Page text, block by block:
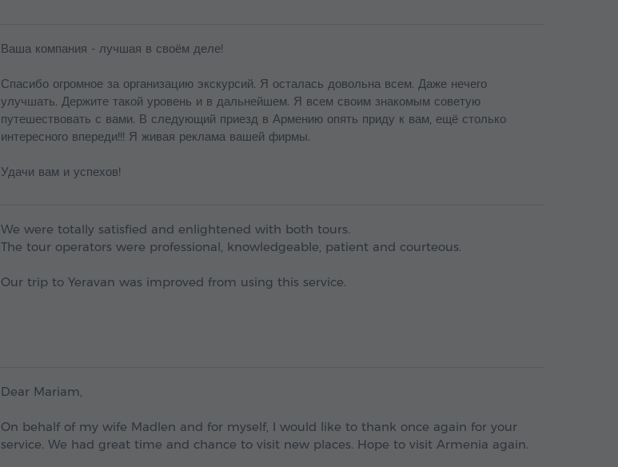
Ваша компания - лучшая в своём деле!
Спасибо огромное за организацию экскурсий. Я осталась довольна всем. Даже нечего
улучшать. Держите такой уровень и в дальнейшем. Я всем своим знакомым советую
путешествовать с вами. В следующий приезд в Армению опять приду к вам, ещё столько
интересного впереди!!! Я живая реклама вашей фирмы.
Удачи вам и успехов!
We were totally satisfied and enlightened with both tours.
The tour operators were professional, knowledgeable, patient and courteous.
Our trip to Yeravan was improved from using this service.
Dear Mariam,
On behalf of my wife Madlen and for myself, I would like to thank once again for your
service. We had great time and chance to visit new places. Hope to visit Armenia again.